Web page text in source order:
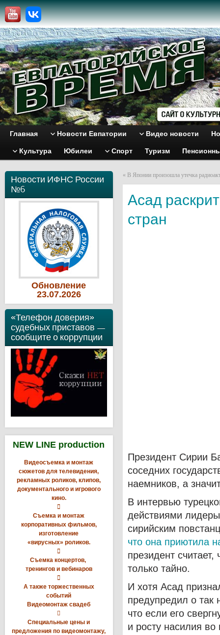
Главная Новости Евпатории Видео новости
Культура Юбилеи Спорт Туризм
Новости ИФНС России
№6
Обновление
23.07.2026
«Телефон доверия»
судебных приставов —
сообщите о коррупции
NEW LINE production
Видеосъемка и монтаж
сюжетов для телевидения,
рекламных роликов, клипов,
документального и игрового
кино.

Съемка и монтаж
корпоративных фильмов,
изготовление
«вирусных» роликов.

Съемка концертов,
тренингов и вебинаров

А также торжественных
событий
Видеомонтаж свадеб

Специальные цены и
предложения по видеомонтажу,
« В Японии произошла утечка
Асад
стран
Президент Сирии
соседних
наемников, а
В интервью
действиями лидеры
сирийским
что она приютила
президент
только тайно.
И хотя Асад
предупредил о
что если его
и росту насилия во